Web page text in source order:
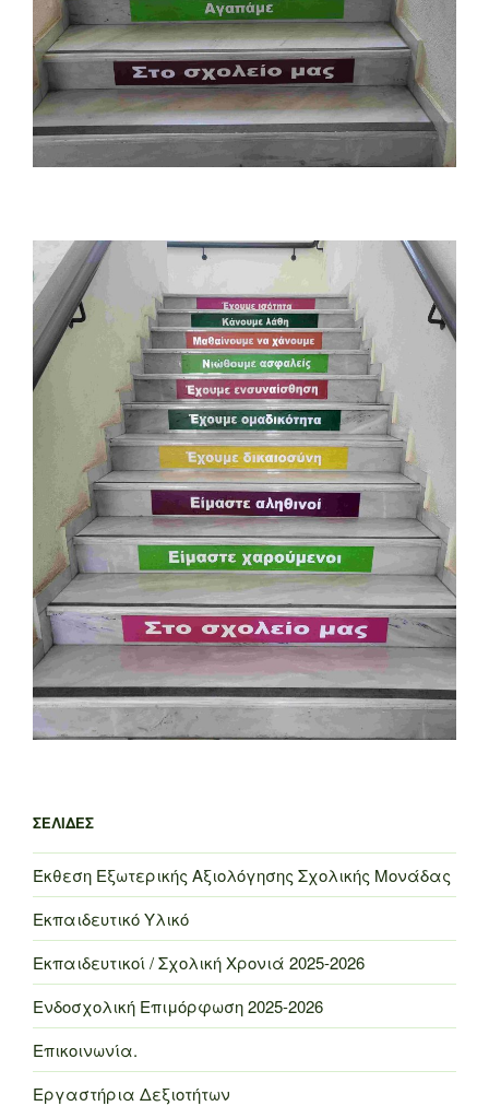
ΣΕΛΊΔΕΣ
Έκθεση Εξωτερικής Αξιολόγησης Σχολικής Μονάδας
Εκπαιδευτικό Υλικό
Εκπαιδευτικοί / Σχολική Χρονιά 2025-2026
Ενδοσχολική Επιμόρφωση 2025-2026
Επικοινωνία.
Εργαστήρια Δεξιοτήτων